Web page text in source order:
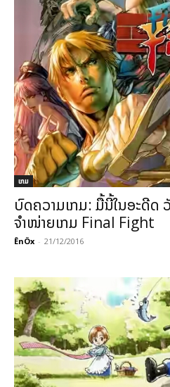
ເກມ
ບົດຄວາມເກມ: ມື້ນີ້ໃນອະດີດ
ຈຳໜ່າຍເກມ Final Fight
ÊnÖx - 21/12/2016